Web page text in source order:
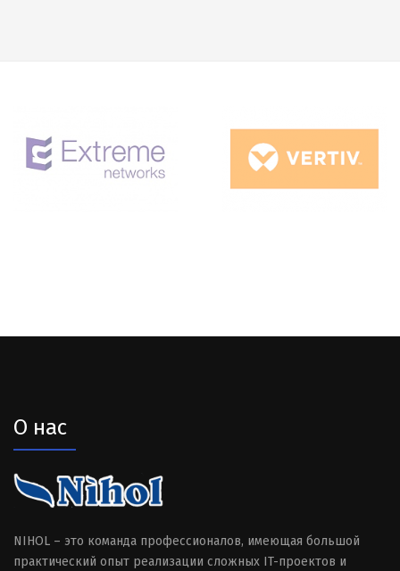
О нас
NIHOL – это команда профессионалов, имеющая большой
практический опыт реализации сложных IT-проектов и